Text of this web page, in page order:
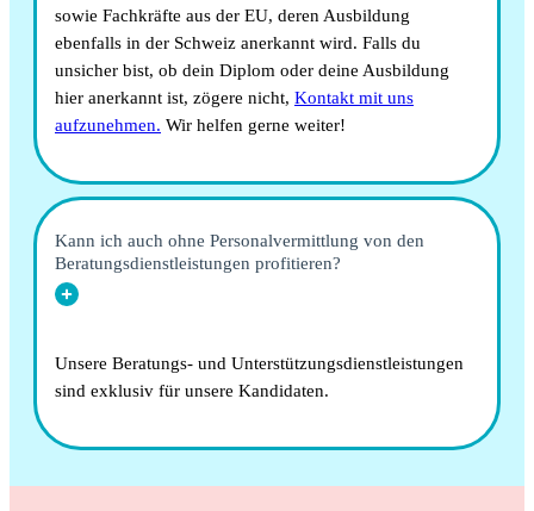
sowie Fachkräfte aus der EU, deren Ausbildung
ebenfalls in der Schweiz anerkannt wird. Falls du
unsicher bist, ob dein Diplom oder deine Ausbildung
hier anerkannt ist, zögere nicht, Kontakt mit uns
aufzunehmen. Wir helfen gerne weiter!
Kann ich auch ohne Personalvermittlung von den
Beratungsdienstleistungen profitieren?
Unsere Beratungs- und Unterstützungsdienstleistungen
sind exklusiv für unsere Kandidaten.